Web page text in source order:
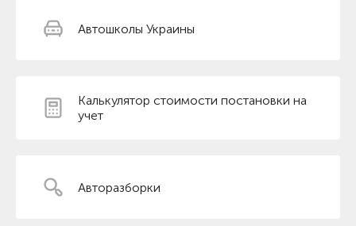
Автошколы Украины
Калькулятор стоимости постановки на
учет
Авторазборки